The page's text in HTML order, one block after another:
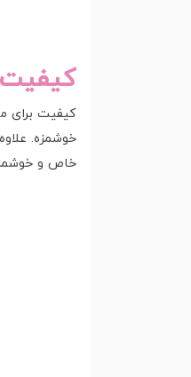
کیفیت
کیفیت برای
خاص و